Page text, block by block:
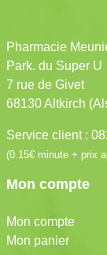
Pharmacie
Park. du Super U
7 rue de Givet
68130 Altkirch
Service client :
(0.15€ minute + prix
Mon compte
Mon compte
Mon panier